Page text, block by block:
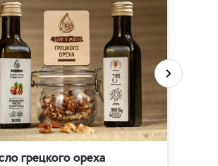
грецкого ореха